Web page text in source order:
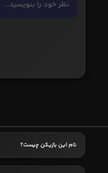
نام این بازیکن چیست؟